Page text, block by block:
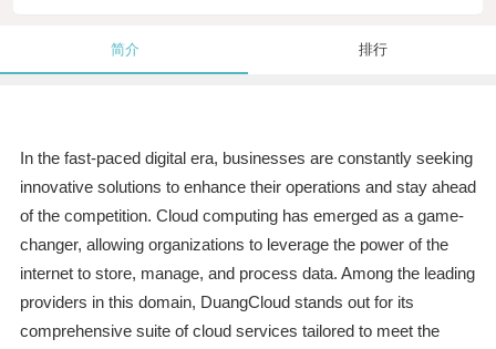
简介 排行
In the fast-paced digital era, businesses are constantly seeking
innovative solutions to enhance their operations and stay ahead
of the competition. Cloud computing has emerged as a game-
changer, allowing organizations to leverage the power of the
internet to store, manage, and process data. Among the leading
providers in this domain, DuangCloud stands out for its
comprehensive suite of cloud services tailored to meet the